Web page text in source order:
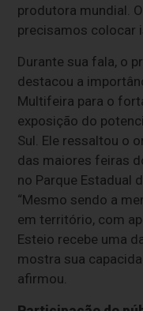
produtora mundial.
precisamos colocar
Durante sua fala, o
destacou a
Multifeira para o
exposição do
Sul. Ele ressaltou o
das maiores feiras
no Parque Estadual
“Mesmo sendo a
em território, com
Esteio recebe uma
mostra sua
afirmou.